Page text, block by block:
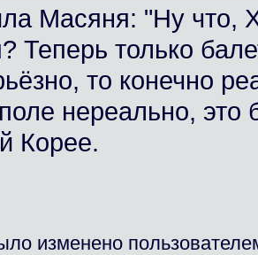
Масяня: "Ну что,
Теперь только
то конечно
нереально, это
Корее.
изменено